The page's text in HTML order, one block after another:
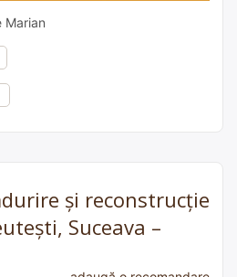
Marian
și reconstrucție
Suceava –